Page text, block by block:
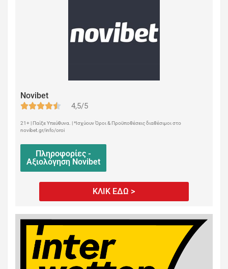
Novibet
4,5/5
21+ | Παίξε Υπεύθυνα. | *Ισχύουν Όροι & Προϋποθέσεις διαθέσιμοι στο
novibet.gr/info/oroi
Πληροφορίες -
Αξιολόγηση Novibet
ΚΛΙΚ ΕΔΩ >